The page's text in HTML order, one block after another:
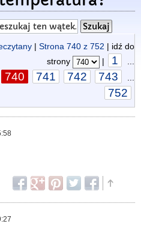
| Strona 740 z 752 | idź do
strony
| 1
740 741 742 743
752